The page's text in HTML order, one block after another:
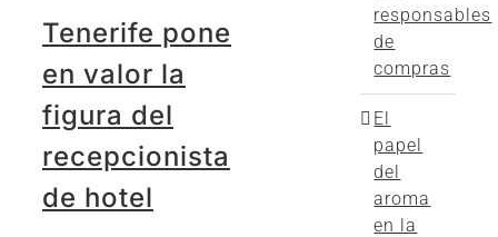
Tenerife pone
en valor la
figura del
recepcionista
de hotel
responsables
de
compras
El
papel
del
aroma
en la